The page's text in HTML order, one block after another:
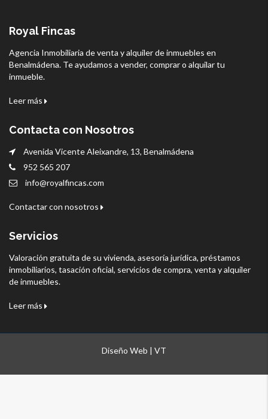
Royal Fincas
Agencia Inmobiliaria de venta y alquiler de inmuebles en
Benalmádena. Te ayudamos a vender, comprar o alquilar tu
inmueble.
Leer más
Contacta con Nosotros
Avenida Vicente Aleixandre, 13, Benalmádena
952 565 207
info@royalfincas.com
Contactar con nosotros
Servicios
Valoración gratuita de su vivienda, asesoría jurídica, préstamos
inmobiliarios, tasación oficial, servicios de compra, venta y alquiler
de inmuebles.
Leer más
Diseño Web | VT